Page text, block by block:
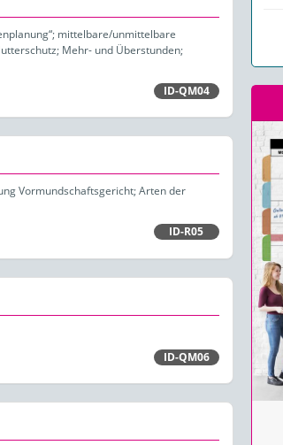
mittelbare/unmittelbare
Mehr- und Überstunden;
ID-QM04
Vormundschaftsgericht; Arten der
ID-R05
ID-QM06